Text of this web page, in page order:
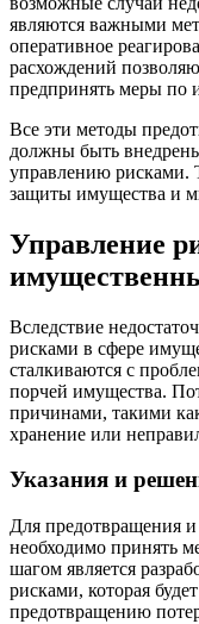
являются важными
оперативное
расхождений
предпринять меры по
Все эти методы
должны быть
управлению рисками.
защиты имущества и
Управление
Вследствие
рисками в сфере
сталкиваются с
порчей имущества.
причинами, такими
хранение или
Указания и
Для предотвращения
необходимо принять
шагом является
рисками, которая
предотвращению